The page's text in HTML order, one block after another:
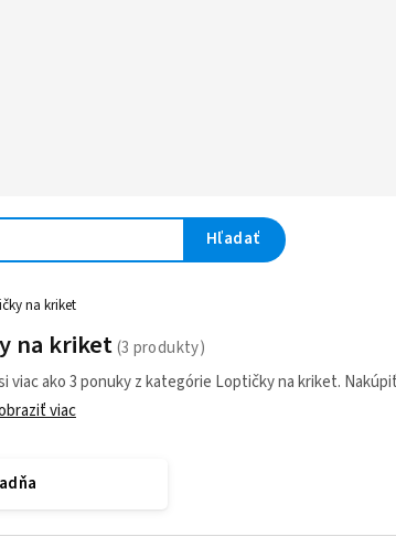
Hľadať
na kriket
na kriket
viac ako 3 ponuky z kategórie Loptičky na kriket.
viac